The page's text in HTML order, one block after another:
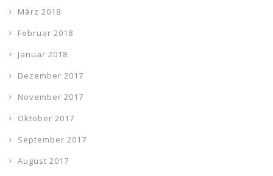
März 2018
Februar 2018
Januar 2018
Dezember 2017
November 2017
Oktober 2017
September 2017
August 2017